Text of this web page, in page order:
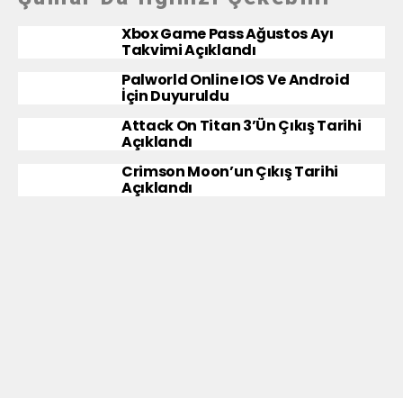
Xbox Game Pass Ağustos Ayı
Takvimi Açıklandı
Palworld Online IOS Ve Android
İçin Duyuruldu
Attack On Titan 3’ün Çıkış Tarihi
Açıklandı
Crimson Moon’un Çıkış Tarihi
Açıklandı